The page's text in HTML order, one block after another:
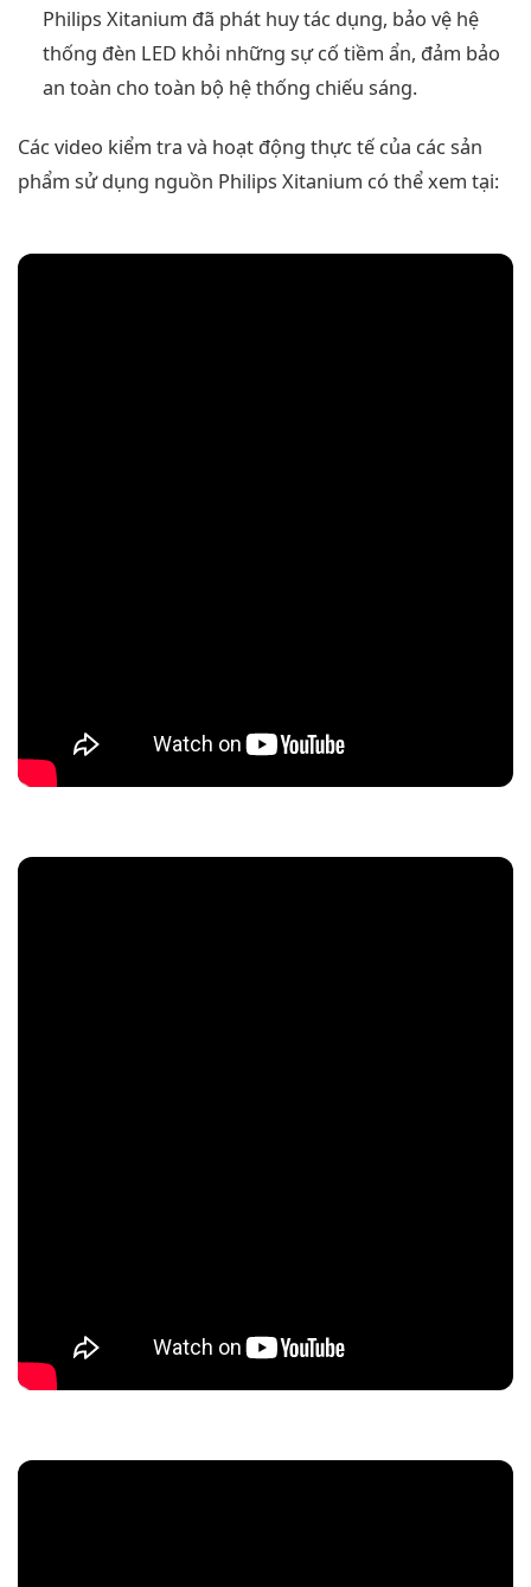
Philips Xitanium đã phát huy tác dụng, bảo vệ hệ
thống đèn LED khỏi những sự cố tiềm ẩn, đảm bảo
an toàn cho toàn bộ hệ thống chiếu sáng.
Các video kiểm tra và hoạt động thực tế của các sản
phẩm sử dụng nguồn Philips Xitanium có thể xem tại: